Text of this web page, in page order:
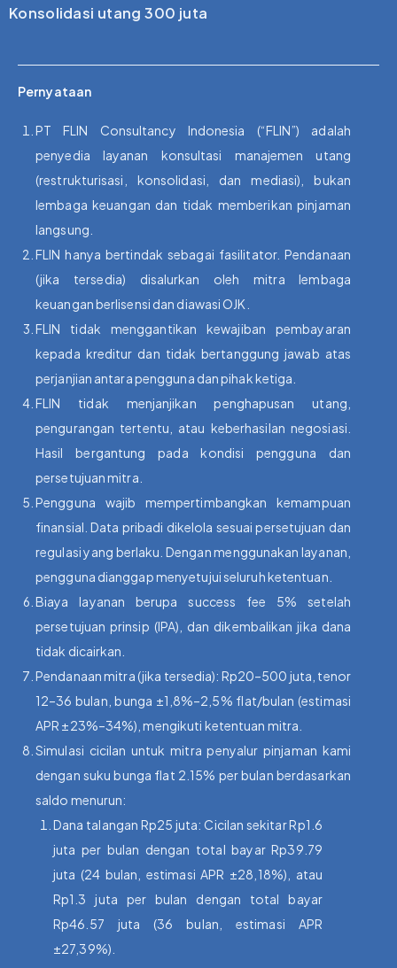
Konsolidasi utang 300 juta
Pernyataan
PT FLIN Consultancy Indonesia (“FLIN”) adalah
penyedia layanan konsultasi manajemen utang
(restrukturisasi, konsolidasi, dan mediasi), bukan
lembaga keuangan dan tidak memberikan pinjaman
langsung.
FLIN hanya bertindak sebagai fasilitator. Pendanaan
(jika tersedia) disalurkan oleh mitra lembaga
keuangan berlisensi dan diawasi OJK.
FLIN tidak menggantikan kewajiban pembayaran
kepada kreditur dan tidak bertanggung jawab atas
perjanjian antara pengguna dan pihak ketiga.
FLIN tidak menjanjikan penghapusan utang,
pengurangan tertentu, atau keberhasilan negosiasi.
Hasil bergantung pada kondisi pengguna dan
persetujuan mitra.
Pengguna wajib mempertimbangkan kemampuan
finansial. Data pribadi dikelola sesuai persetujuan dan
regulasi yang berlaku. Dengan menggunakan layanan,
pengguna dianggap menyetujui seluruh ketentuan.
Biaya layanan berupa success fee 5% setelah
persetujuan prinsip (IPA), dan dikembalikan jika dana
tidak dicairkan.
Pendanaan mitra (jika tersedia): Rp20–500 juta, tenor
12–36 bulan, bunga ±1,8%–2,5% flat/bulan (estimasi
APR ±23%–34%), mengikuti ketentuan mitra.
Simulasi cicilan untuk mitra penyalur pinjaman kami
dengan suku bunga flat 2.15% per bulan berdasarkan
saldo menurun:
Dana talangan Rp25 juta: Cicilan sekitar Rp1.6
juta per bulan dengan total bayar Rp39.79
juta (24 bulan, estimasi APR ±28,18%), atau
Rp1.3 juta per bulan dengan total bayar
Rp46.57 juta (36 bulan, estimasi APR
±27,39%).